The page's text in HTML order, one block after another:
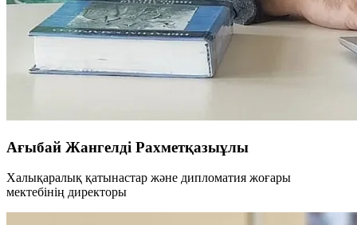
Ағыбай Жангелді Рахметқазыұлы
Халықаралық қатынастар және дипломатия жоғары
мектебінің директоры